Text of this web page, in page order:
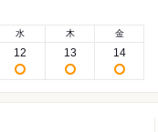
水
12
木
13
金
14